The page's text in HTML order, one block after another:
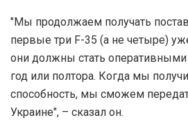
"Мы продолжаем получать
первые три F-35 (а не четыре)
они должны стать
год или полтора. Когда мы
способность, мы сможем
Украине", – сказал он.